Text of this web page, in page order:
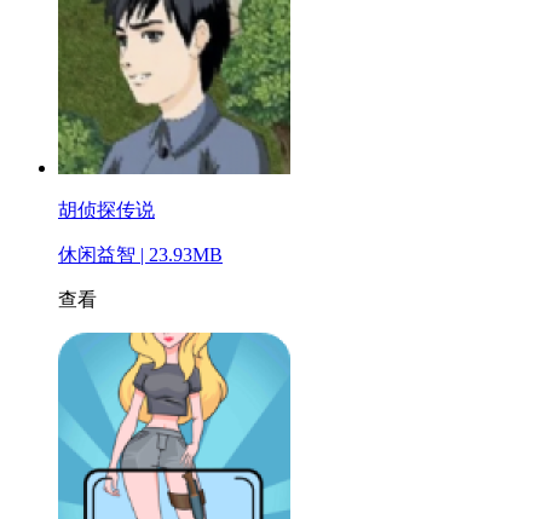
胡侦探传说
休闲益智 | 23.93MB
查看